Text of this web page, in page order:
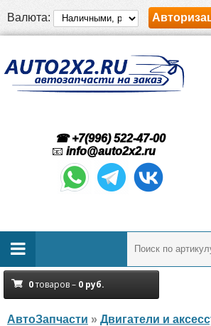
Валюта:
☎ +7(996) 522-47-00
📧 info@auto2x2.ru
0товаров – 0 руб.
АвтоЗапчасти » Двигатели и